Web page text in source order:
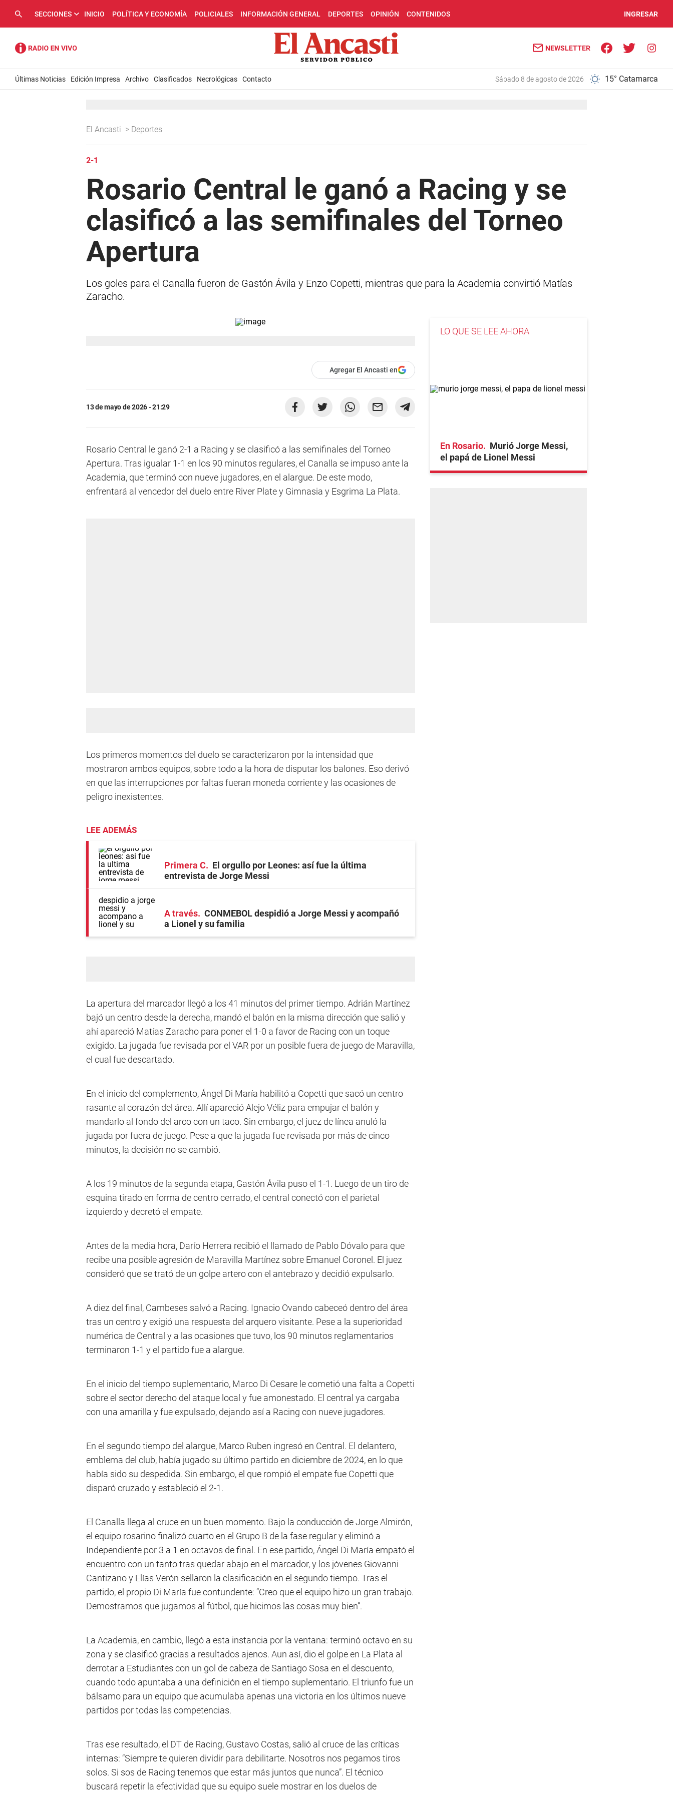
SECCIONES INICIO POLÍTICA Y ECONOMÍA POLICIALES INFORMACIÓN GENERAL DEPORTES OPINIÓN CONTENIDOS INGRESAR
NEWSLETTER
Últimas Noticias Edición Impresa Archivo Clasificados Necrológicas Contacto sábado 8 de agosto de 2026 15° Catamarca
El Ancasti > Deportes
2-1
Rosario Central le ganó a Racing y se
clasificó a las semifinales del Torneo
Apertura
Los goles para el Canalla fueron de Gastón Ávila y Enzo Copetti, mientras que para la Academia convirtió Matías
Zaracho.
Agregar El Ancasti en
13 de mayo de 2026 - 21:29
Rosario Central le ganó 2-1 a Racing y se clasificó a las semifinales del Torneo
Apertura. Tras igualar 1-1 en los 90 minutos regulares, el Canalla se impuso ante la
Academia, que terminó con nueve jugadores, en el alargue. De este modo,
enfrentará al vencedor del duelo entre River Plate y Gimnasia y Esgrima La Plata.
Los primeros momentos del duelo se caracterizaron por la intensidad que
mostraron ambos equipos, sobre todo a la hora de disputar los balones. Eso derivó
en que las interrupciones por faltas fueran moneda corriente y las ocasiones de
peligro inexistentes.
LEE ADEMÁS
Primera C
El orgullo por Leones: así fue la última
entrevista de Jorge Messi
A través
CONMEBOL despidió a Jorge Messi y acompañó
a Lionel y su familia
La apertura del marcador llegó a los 41 minutos del primer tiempo. Adrián Martínez
bajó un centro desde la derecha, mandó el balón en la misma dirección que salió y
ahí apareció Matías Zaracho para poner el 1-0 a favor de Racing con un toque
exigido. La jugada fue revisada por el VAR por un posible fuera de juego de Maravilla,
el cual fue descartado.
En el inicio del complemento, Ángel Di María habilitó a Copetti que sacó un centro
rasante al corazón del área. Allí apareció Alejo Véliz para empujar el balón y
mandarlo al fondo del arco con un taco. Sin embargo, el juez de línea anuló la
jugada por fuera de juego. Pese a que la jugada fue revisada por más de cinco
minutos, la decisión no se cambió.
A los 19 minutos de la segunda etapa, Gastón Ávila puso el 1-1. Luego de un tiro de
esquina tirado en forma de centro cerrado, el central conectó con el parietal
izquierdo y decretó el empate.
Antes de la media hora, Darío Herrera recibió el llamado de Pablo Dóvalo para que
recibe una posible agresión de Maravilla Martínez sobre Emanuel Coronel. El juez
consideró que se trató de un golpe artero con el antebrazo y decidió expulsarlo.
A diez del final, Cambeses salvó a Racing. Ignacio Ovando cabeceó dentro del área
tras un centro y exigió una respuesta del arquero visitante. Pese a la superioridad
numérica de Central y a las ocasiones que tuvo, los 90 minutos reglamentarios
terminaron 1-1 y el partido fue a alargue.
En el inicio del tiempo suplementario, Marco Di Cesare le cometió una falta a Copetti
sobre el sector derecho del ataque local y fue amonestado. El central ya cargaba
con una amarilla y fue expulsado, dejando así a Racing con nueve jugadores.
En el segundo tiempo del alargue, Marco Ruben ingresó en Central. El delantero,
emblema del club, había jugado su último partido en diciembre de 2024, en lo que
había sido su despedida. Sin embargo, el que rompió el empate fue Copetti que
disparó cruzado y estableció el 2-1.
El Canalla llega al cruce en un buen momento. Bajo la conducción de Jorge Almirón,
el equipo rosarino finalizó cuarto en el Grupo B de la fase regular y eliminó a
Independiente por 3 a 1 en octavos de final. En ese partido, Ángel Di María empató el
encuentro con un tanto tras quedar abajo en el marcador, y los jóvenes Giovanni
Cantizano y Elías Verón sellaron la clasificación en el segundo tiempo. Tras el
partido, el propio Di María fue contundente: “Creo que el equipo hizo un gran trabajo.
Demostramos que jugamos al fútbol, que hicimos las cosas muy bien”.
La Academia, en cambio, llegó a esta instancia por la ventana: terminó octavo en su
zona y se clasificó gracias a resultados ajenos. Aun así, dio el golpe en La Plata al
derrotar a Estudiantes con un gol de cabeza de Santiago Sosa en el descuento,
cuando todo apuntaba a una definición en el tiempo suplementario. El triunfo fue un
bálsamo para un equipo que acumulaba apenas una victoria en los últimos nueve
partidos por todas las competencias.
Tras ese resultado, el DT de Racing, Gustavo Costas, salió al cruce de las críticas
internas: “Siempre te quieren dividir para debilitarte. Nosotros nos pegamos tiros
solos. Si sos de Racing tenemos que estar más juntos que nunca”. El técnico
buscará repetir la efectividad que su equipo suele mostrar en los duelos de
LO QUE SE LEE AHORA
En Rosario
Murió Jorge Messi,
el papá de Lionel Messi